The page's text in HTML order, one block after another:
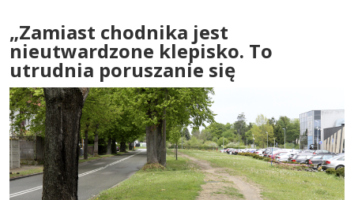
„Zamiast chodnika jest
nieutwardzone klepisko. To
utrudnia poruszanie się